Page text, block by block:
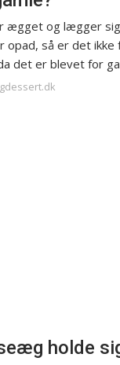
og lægger
så er det
det er blevet for
holde